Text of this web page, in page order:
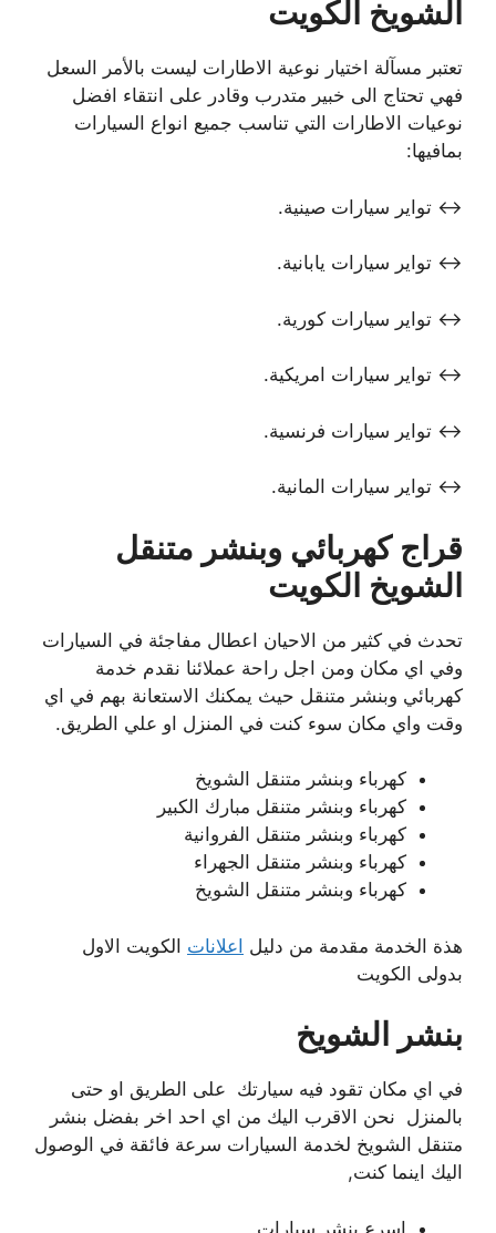
الشويخ الكويت
تعتبر مسآلة اختيار نوعية الاطارات ليست بالأمر السعل
فهي تحتاج الى خبير متدرب وقادر على انتقاء افضل
نوعيات الاطارات التي تناسب جميع انواع السيارات
بمافيها:
↔ تواير سيارات صينية.
↔ تواير سيارات يابانية.
↔ تواير سيارات كورية.
↔ تواير سيارات امريكية.
↔ تواير سيارات فرنسية.
↔ تواير سيارات المانية.
قراج كهربائي وبنشر متنقل
الشويخ الكويت
تحدث في كثير من الاحيان اعطال مفاجئة في السيارات
وفي اي مكان ومن اجل راحة عملائنا نقدم خدمة
كهربائي وبنشر متنقل حيث يمكنك الاستعانة بهم في اي
وقت واي مكان سوء كنت في المنزل او علي الطريق.
كهرباء وبنشر متنقل الشويخ
كهرباء وبنشر متنقل مبارك الكبير
كهرباء وبنشر متنقل الفروانية
كهرباء وبنشر متنقل الجهراء
كهرباء وبنشر متنقل الشويخ
هذة الخدمة مقدمة من دليل اعلانات الكويت الاول
بدولى الكويت
بنشر الشويخ
في اي مكان تقود فيه سيارتك على الطريق او حتى
بالمنزل نحن الاقرب اليك من اي احد اخر بفضل بنشر
متنقل الشويخ لخدمة السيارات سرعة فائقة في الوصول
اليك اينما كنت,
اسرع بنشر سيارات.